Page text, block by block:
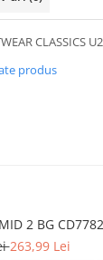
CLASSICS
produs
2 BG
263,99 Lei